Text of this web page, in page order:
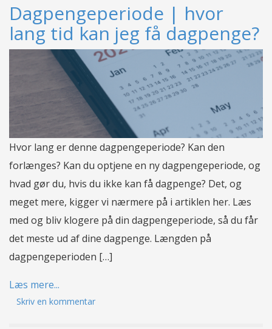
Dagpengeperiode | hvor
lang tid kan jeg få dagpenge?
Hvor lang er denne dagpengeperiode? Kan den
forlænges? Kan du optjene en ny dagpengeperiode, og
hvad gør du, hvis du ikke kan få dagpenge? Det, og
meget mere, kigger vi nærmere på i artiklen her. Læs
med og bliv klogere på din dagpengeperiode, så du får
det meste ud af dine dagpenge. Længden på
dagpengeperioden […]
Læs mere...
Skriv en kommentar